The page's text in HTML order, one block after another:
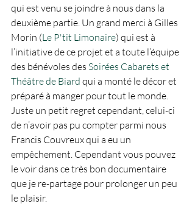
qui est venu se joindre à nous dans la
deuxième partie. Un grand merci à Gilles
Morin (Le P'tit Limonaire) qui est à
l’initiative de ce projet et a toute l’équipe
des bénévoles des Soirées Cabarets et
Théâtre de Biard qui a monté le décor et
préparé à manger pour tout le monde.
Juste un petit regret cependant, celui-ci
de n’avoir pas pu compter parmi nous
Francis Couvreux qui a eu un
empêchement. Cependant vous pouvez
le voir dans ce très bon documentaire
que je re-partage pour prolonger un peu
le plaisir.